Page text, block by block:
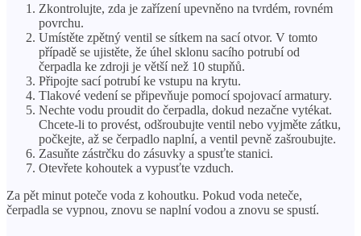
Zkontrolujte, zda je zařízení upevněno na tvrdém, rovném
povrchu.
Umístěte zpětný ventil se sítkem na sací otvor. V tomto
případě se ujistěte, že úhel sklonu sacího potrubí od
čerpadla ke zdroji je větší než 10 stupňů.
Připojte sací potrubí ke vstupu na krytu.
Tlakové vedení se připevňuje pomocí spojovací armatury.
Nechte vodu proudit do čerpadla, dokud nezačne vytékat.
Chcete-li to provést, odšroubujte ventil nebo vyjměte zátku,
počkejte, až se čerpadlo naplní, a ventil pevně zašroubujte.
Zasuňte zástrčku do zásuvky a spusťte stanici.
Otevřete kohoutek a vypusťte vzduch.
Za pět minut poteče voda z kohoutku. Pokud voda neteče,
čerpadla se vypnou, znovu se naplní vodou a znovu se spustí.